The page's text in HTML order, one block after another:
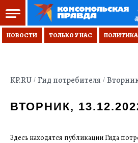
НОВОСТИ ТОЛЬКО У НАС ПОЛИТИКА
ВТОРНИК,
KP.RU Гид потребителя
Здесь находятся публикации Гида